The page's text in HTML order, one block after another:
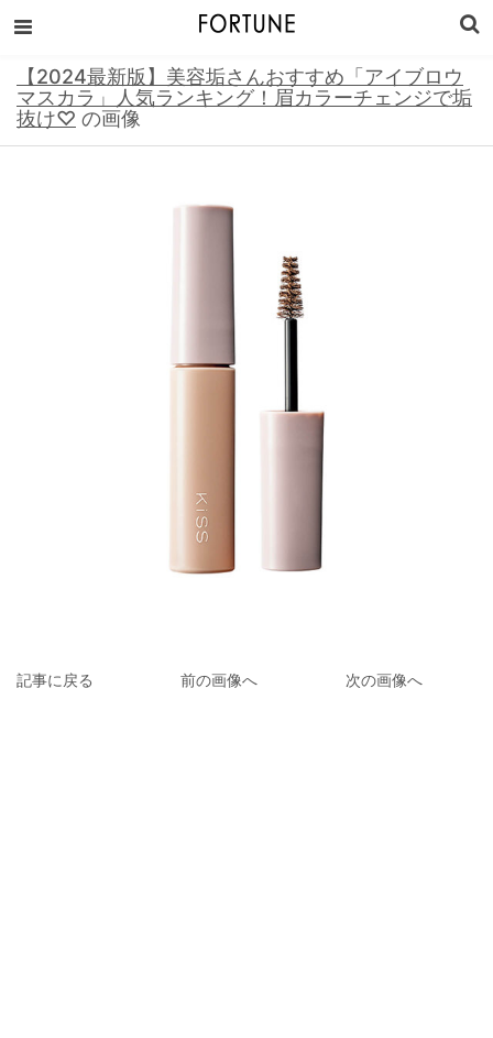
【2024最新版】美容垢さんおすすめ「アイブロウ
マスカラ」人気ランキング！眉カラーチェンジで垢
抜け♡ の画像
記事に戻る 前の画像へ 次の画像へ